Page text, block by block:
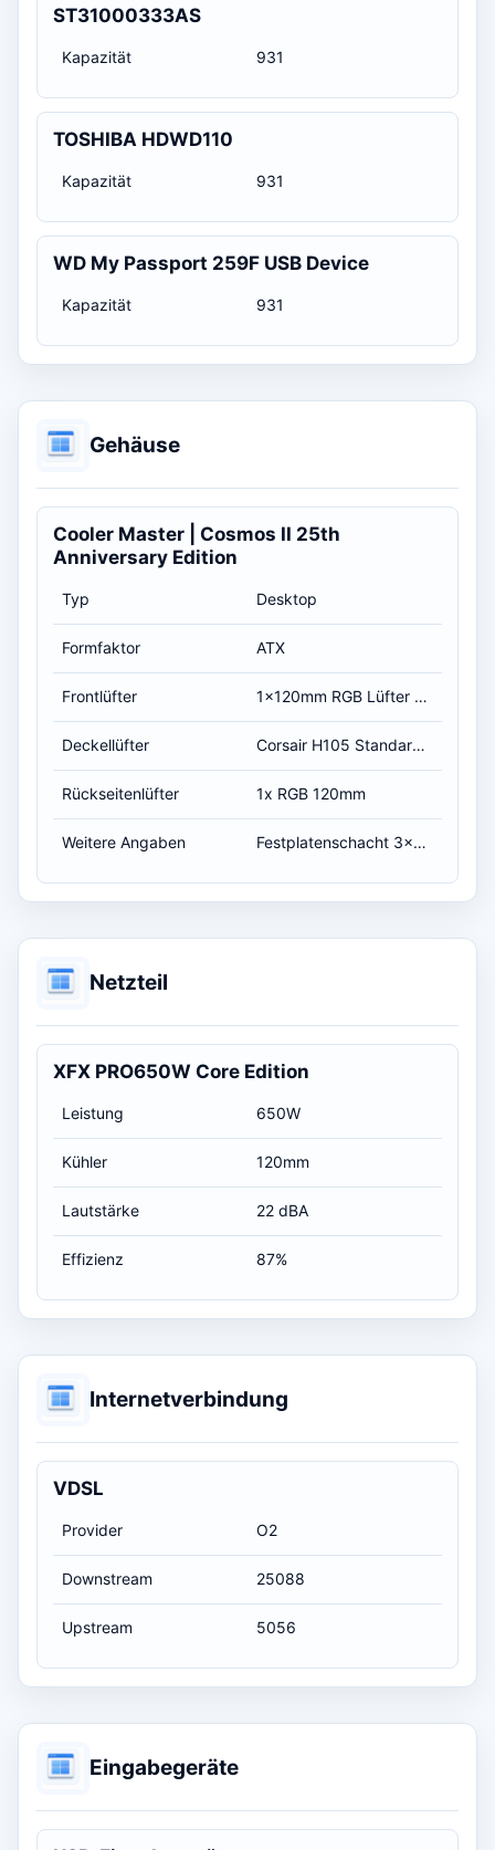
ST31000333AS
Kapazität 931
TOSHIBA HDWD110
Kapazität 931
WD My Passport 259F USB Device
Kapazität 931
Gehäuse
Cooler Master | Cosmos II 25th
Anniversary Edition
Typ Desktop
Formfaktor ATX
Frontlüfter 1x120mm RGB Lüfter und 1x180mm Cooler MAster Lüfter
Deckellüfter Corsair H105 Standard Lüfter
Rückseitenlüfter 1x RGB 120mm
Weitere Angaben Festplatenschacht 3x120mm RGB Lüfter
Netzteil
XFX PRO650W Core Edition
Leistung 650W
Kühler 120mm
Lautstärke 22 dBA
Effizienz 87%
Internetverbindung
VDSL
Provider O2
Downstream 25088
Upstream 5056
Eingabegeräte